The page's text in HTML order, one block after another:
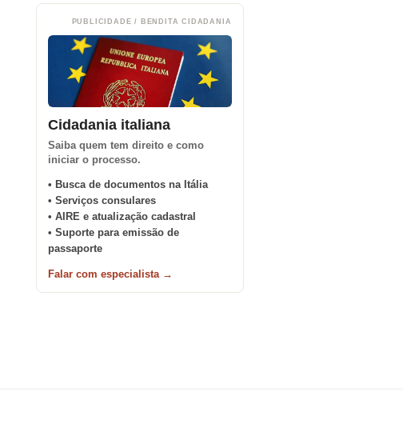
PUBLICIDADE / BENDITA CIDADANIA
Cidadania italiana
Saiba quem tem direito e como
iniciar o processo.
• Busca de documentos na Itália
• Serviços consulares
• AIRE e atualização cadastral
• Suporte para emissão de
passaporte
Falar com especialista →